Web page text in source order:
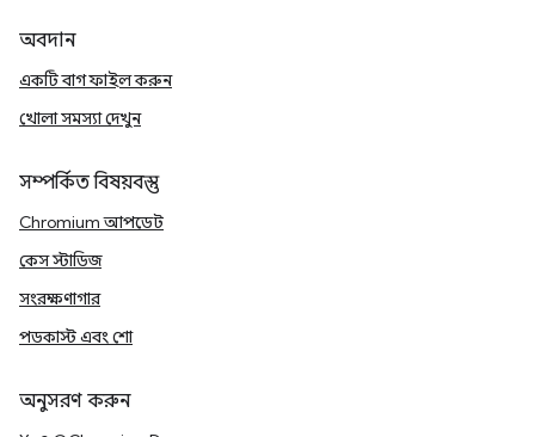
অবদান
একটি বাগ ফাইল করুন
খোলা সমস্যা দেখুন
সম্পর্কিত বিষয়বস্তু
Chromium আপডেট
কেস স্টাডিজ
সংরক্ষণাগার
পডকাস্ট এবং শো
অনুসরণ করুন